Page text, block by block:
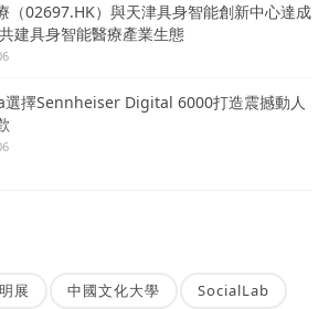
（02697.HK）與天津具身智能創新中心達成
建具身智能醫療產業生態
選擇Sennheiser Digital 6000打造震撼動人
展 中國文化大學 SocialLab